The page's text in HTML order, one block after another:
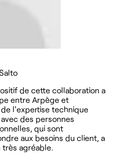
de cette collaboration a
entre Arpège et
l'expertise technique
des personnes
qui sont
aux besoins du client, a
agréable.